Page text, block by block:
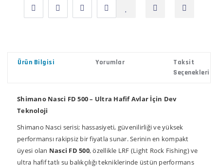
Ürün Bilgisi Yorumlar
Taksit
Seçenekleri
Shimano Nasci FD 500 – Ultra Hafif Avlar İçin Dev
Teknoloji
Shimano Nasci serisi; hassasiyeti, güvenilirliği ve yüksek
performansı rakipsiz bir fiyatla sunar. Serinin en kompakt
üyesi olan Nasci FD 500, özellikle LRF (Light Rock Fishing) ve
ultra hafif tatlı su balıkçılığı tekniklerinde üstün performans